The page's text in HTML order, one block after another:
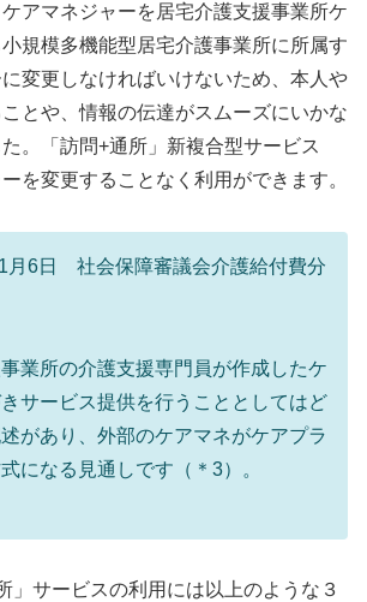
アマネジャーを居宅介護支援事業所ケ
規模多機能型居宅介護事業所に所属す
変更しなければいけないため、本人や
とや、情報の伝達がスムーズにいかな
。「訪問+通所」新複合型サービス
を変更することなく利用ができます。
月6日 社会保障審議会介護給付費分
事業所の介護支援専門員が作成したケ
サービス提供を行うこととしてはど
があり、外部のケアマネがケアプラ
になる見通しです（＊3）。
」サービスの利用には以上のような３